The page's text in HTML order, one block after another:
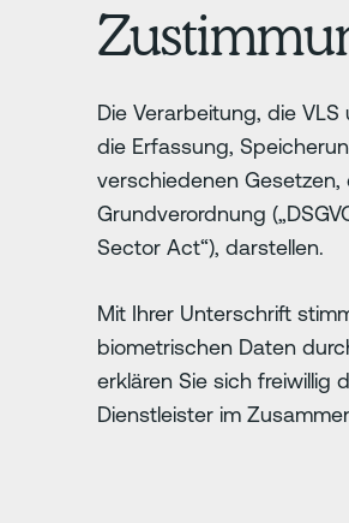
Die Verarbeitung, die
die Erfassung,
verschiedenen Gesetzen,
Grundverordnung
Sector Act“), darstellen.
Mit Ihrer Unterschrift
biometrischen Daten
erklären Sie sich freiwillig
Dienstleister im